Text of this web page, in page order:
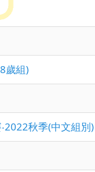
歲組)
秋季(中文組別)